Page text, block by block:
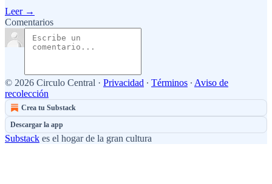
Leer →
Comentarios
© 2026 Circulo Central · Privacidad ∙ Términos ∙ Aviso de
recolección
Crea tu Substack
Descargar la app
Substack es el hogar de la gran cultura